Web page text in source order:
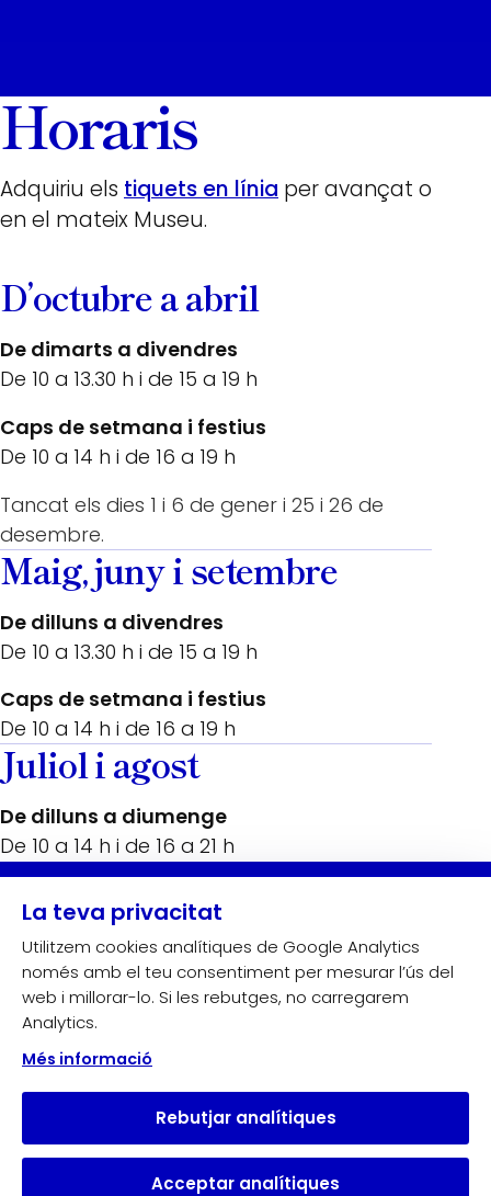
Horaris
Adquiriu els tiquets en línia per avançat o
en el mateix Museu.
D’octubre a abril
De dimarts a divendres
De 10 a 13.30 h i de 15 a 19 h
Caps de setmana i festius
De 10 a 14 h i de 16 a 19 h
Tancat els dies 1 i 6 de gener i 25 i 26 de
desembre.
Maig, juny i setembre
De dilluns a divendres
De 10 a 13.30 h i de 15 a 19 h
Caps de setmana i festius
De 10 a 14 h i de 16 a 19 h
Juliol i agost
De dilluns a diumenge
De 10 a 14 h i de 16 a 21 h
La teva privacitat
Utilitzem cookies analítiques de Google Analytics
només amb el teu consentiment per mesurar l’ús del
web i millorar-lo. Si les rebutges, no carregarem
Analytics.
Més informació
Rebutjar analítiques
Acceptar analítiques